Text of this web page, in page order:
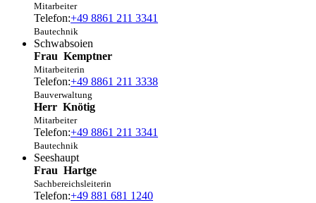
Mitarbeiter
Telefon:+49 8861 211 3341
Bautechnik
Schwabsoien
Frau Kemptner
Mitarbeiterin
Telefon:+49 8861 211 3338
Bauverwaltung
Herr Knötig
Mitarbeiter
Telefon:+49 8861 211 3341
Bautechnik
Seeshaupt
Frau Hartge
Sachbereichsleiterin
Telefon:+49 881 681 1240